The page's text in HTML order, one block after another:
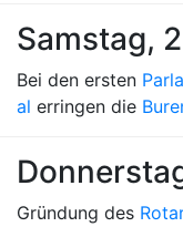
Samstag,
Bei den ersten
al erringen die
Gründung des